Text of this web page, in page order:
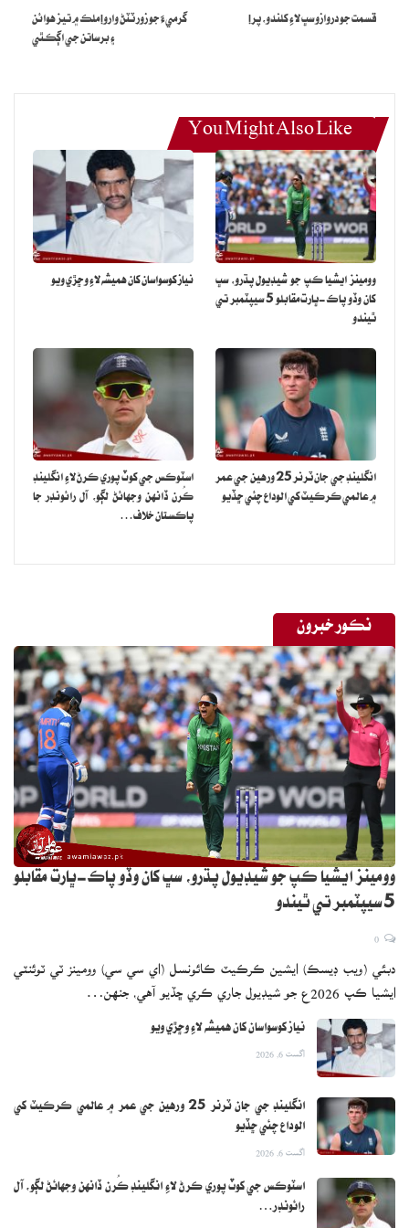
آهي.
ڪويت ايراني حملن جي سموري ذميواري تهران تي لاڳو ڪندي چيو ته هو
دعويٰ ڪئي آهي ته هن هڪ اهڙي فوجي اڏي کي نشانو بڻايو آهي، جيڪو
مبينا طور تي ايران جي ”سيرڪ“ ٻيٽ تي حملي لاءِ استعمال ڪيو ويو هو.
قسمت جو دروازو سڀ لاءِ کلندو، پر!
گرميءَ جو زور ٽٽڻ وارو! ملڪ ۾ تيز هوائن
۽ برساتن جي اڳڪٿي
You Might Also Like
وومينز ايشيا ڪپ جو شيڊيول پڌرو، سڀ
کان وڏو پاڪ-ڀارت مقابلو 5 سيپٽمبر تي
ٿيندو
نياز کوسواسان کان هميشه لاءِ وڇڙي ويو
انگلينڊ جي جان ٽرنر 25 ورهين جي عمر
۾ عالمي ڪرڪيٽ کي الوداع چئي ڇڏيو
اسٽوڪس جي کوٽ پوري ڪرڻ لاءِ انگلينڊ
ڪُرن ڏانهن وجهائڻ لڳو، آل رائونڊر جا
پاڪستان خلاف…
نڪور خبرون
وومينز ايشيا ڪپ جو شيڊيول پڌرو، سڀ کان وڏو پاڪ-ڀارت مقابلو
5 سيپٽمبر تي ٿيندو
دبئي (ويب ڊيسڪ) ايشين ڪرڪيٽ ڪائونسل (اي سي سي) وومينز ٽي ٽوئنٽي
ايشيا ڪپ 2026ع جو شيڊيول جاري ڪري ڇڏيو آهي، جنهن…
نياز کوسواسان کان هميشه لاءِ وڇڙي ويو
اگست 6, 2026
انگلينڊ جي جان ٽرنر 25 ورهين جي عمر ۾ عالمي ڪرڪيٽ کي
الوداع چئي ڇڏيو
اگست 6, 2026
اسٽوڪس جي کوٽ پوري ڪرڻ لاءِ انگلينڊ ڪُرن ڏانهن وجهائڻ لڳو، آل
رائونڊر…